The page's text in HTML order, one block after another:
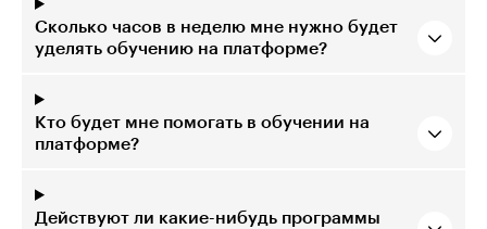
Сколько часов в неделю мне нужно будет
уделять обучению на платформе?
Кто будет мне помогать в обучении на
платформе?
Действуют ли какие-нибудь программы